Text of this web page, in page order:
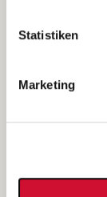
unserer
Statistiken
Marketing
(Ein
e.V.)
Bewerbung als